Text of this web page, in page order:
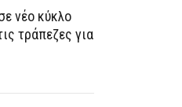
νέο κύκλο
τράπεζες για